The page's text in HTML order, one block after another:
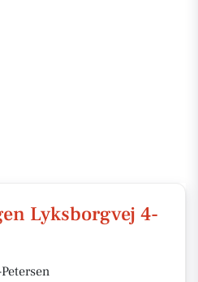
Lyksborgvej 4-